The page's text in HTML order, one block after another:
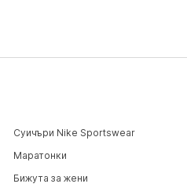
Суичъри Nike Sportswear
Маратонки
Бижута за жени